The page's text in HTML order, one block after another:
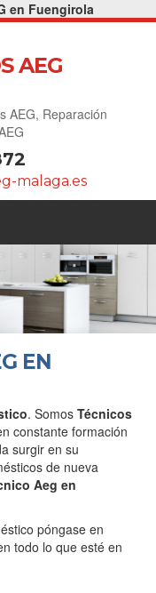
en Fuengirola
AEG
AEG, Reparación
malaga.es
EN
. Somos Técnicos
constante formación
surgir en su
de nueva
Aeg en
póngase en
todo lo que esté en